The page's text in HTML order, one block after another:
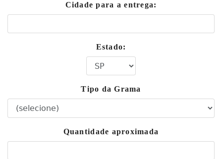
Cidade para a entrega:
Estado:
Tipo da Grama
Quantidade aproximada